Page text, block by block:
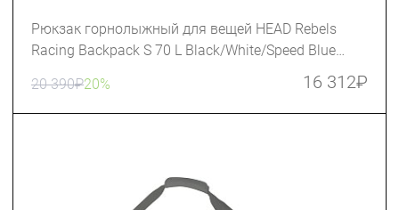
Рюкзак горнолыжный для вещей HEAD Rebels
Racing Backpack S 70 L Black/White/Speed Blue
20 390₽20% 16 312₽